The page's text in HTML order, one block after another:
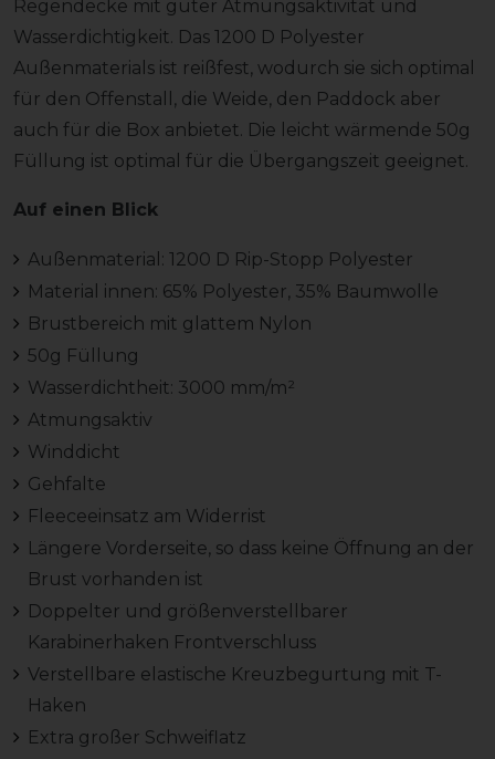
Regendecke mit guter Atmungsaktivität und
Wasserdichtigkeit. Das 1200 D Polyester
Außenmaterials ist reißfest, wodurch sie sich optimal
für den Offenstall, die Weide, den Paddock aber
auch für die Box anbietet. Die leicht wärmende 50g
Füllung ist optimal für die Übergangszeit geeignet.
Auf einen Blick
Außenmaterial: 1200 D Rip-Stopp Polyester
Material innen: 65% Polyester, 35% Baumwolle
Brustbereich mit glattem Nylon
50g Füllung
Wasserdichtheit: 3000 mm/m²
Atmungsaktiv
Winddicht
Gehfalte
Fleeceeinsatz am Widerrist
Längere Vorderseite, so dass keine Öffnung an der
Brust vorhanden ist
Doppelter und größenverstellbarer
Karabinerhaken Frontverschluss
Verstellbare elastische Kreuzbegurtung mit T-
Haken
Extra großer Schweiflatz